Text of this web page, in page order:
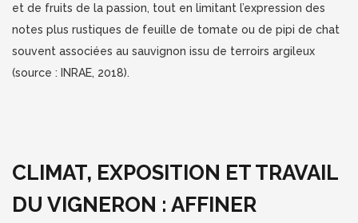
et de fruits de la passion, tout en limitant l’expression des
notes plus rustiques de feuille de tomate ou de pipi de chat
souvent associées au sauvignon issu de terroirs argileux
(source : INRAE, 2018).
CLIMAT, EXPOSITION ET TRAVAIL
DU VIGNERON : AFFINER